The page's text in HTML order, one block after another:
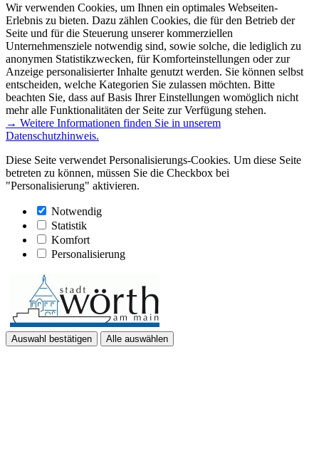
Wir verwenden Cookies, um Ihnen ein optimales Webseiten-
Erlebnis zu bieten. Dazu zählen Cookies, die für den Betrieb der
Seite und für die Steuerung unserer kommerziellen
Unternehmensziele notwendig sind, sowie solche, die lediglich zu
anonymen Statistikzwecken, für Komforteinstellungen oder zur
Anzeige personalisierter Inhalte genutzt werden. Sie können selbst
entscheiden, welche Kategorien Sie zulassen möchten. Bitte
beachten Sie, dass auf Basis Ihrer Einstellungen womöglich nicht
mehr alle Funktionalitäten der Seite zur Verfügung stehen.
→ Weitere Informationen finden Sie in unserem
Datenschutzhinweis.
Diese Seite verwendet Personalisierungs-Cookies. Um diese Seite
betreten zu können, müssen Sie die Checkbox bei
"Personalisierung" aktivieren.
Notwendig
Statistik
Komfort
Personalisierung
Auswahl bestätigen Alle auswählen